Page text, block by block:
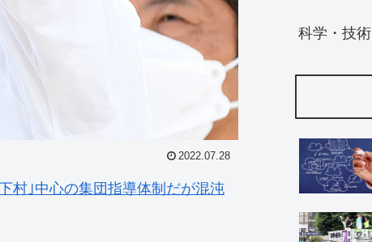
2022.07.28
村｣中心の集団指導体制だが混沌
科学・技術